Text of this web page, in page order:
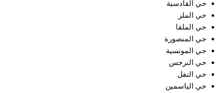
حي القادسية
حي الملز
حي الملقا
حي المنصورة
حي المونسية
حي النرجس
حي النفل
حي الياسمين